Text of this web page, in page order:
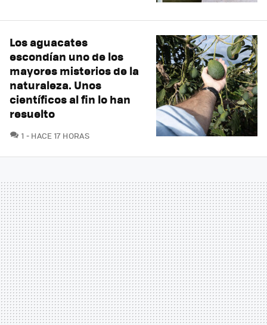
Los aguacates
escondían uno de los
mayores misterios de la
naturaleza. Unos
científicos al fin lo han
resuelto
1 COMENTARIOS
HACE 17 HORAS